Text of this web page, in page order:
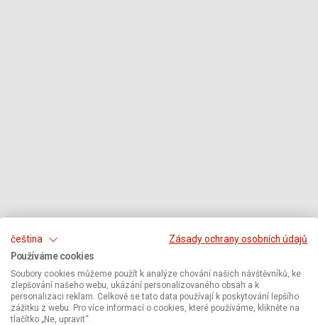
čeština
Zásady ochrany osobních údajů
Používáme cookies
Soubory cookies můžeme použít k analýze chování našich návštěvníků, ke
zlepšování našeho webu, ukázání personalizovaného obsah a k
personalizaci reklam. Celkově se tato data používají k poskytování lepšího
zážitku z webu. Pro více informací o cookies, které používáme, klikněte na
tlačítko „Ne, upravit“.